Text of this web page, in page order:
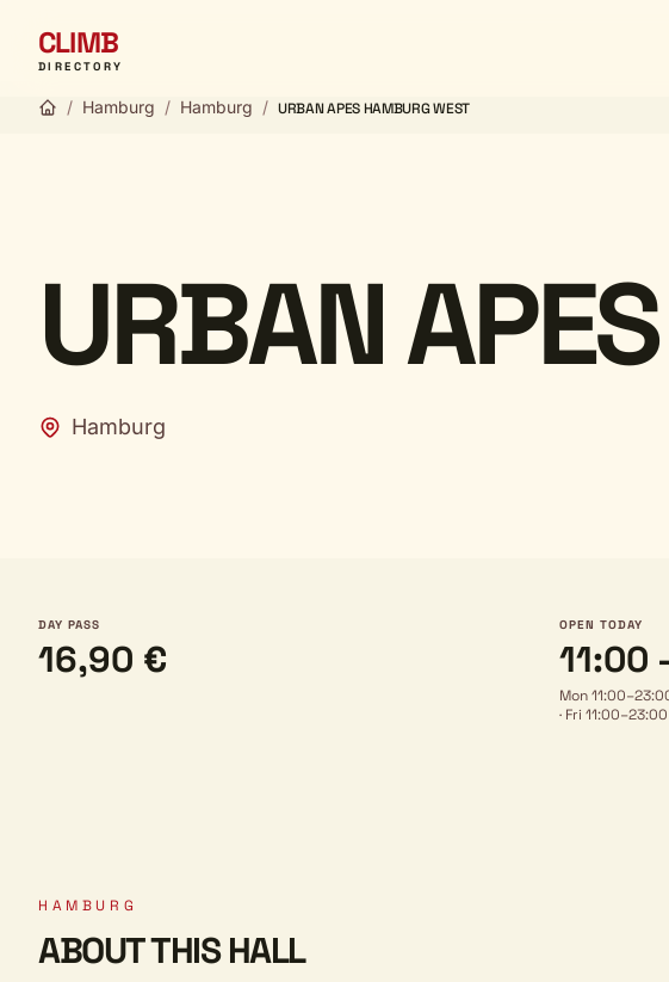
CLIMB
DIRECTORY
/ Hamburg / Hamburg / URBAN APES HAMBURG WEST
URBAN
Hamburg
DAY PASS
16,90 €
OPEN TODAY
11:00
Mon
· Fri 11:00–23:00
HAMBURG
ABOUT THIS HALL